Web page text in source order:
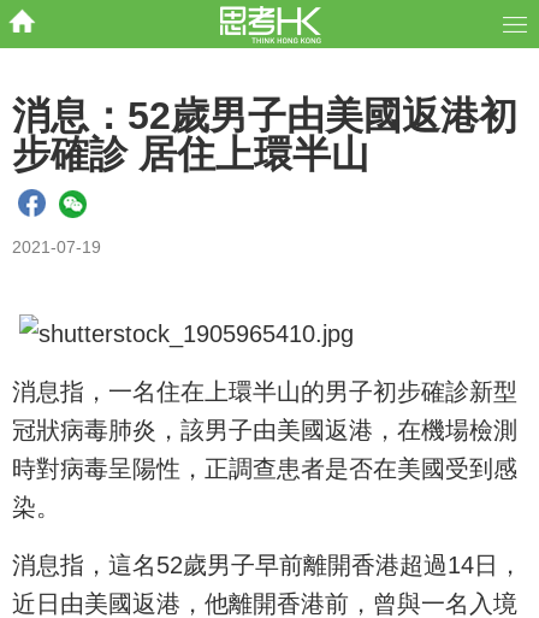
消息：52歲男子由美國返港初
步確診 居住上環半山
2021-07-19
消息指，一名住在上環半山的男子初步確診新型
冠狀病毒肺炎，該男子由美國返港，在機場檢測
時對病毒呈陽性，正調查患者是否在美國受到感
染。
消息指，這名52歲男子早前離開香港超過14日，
近日由美國返港，他離開香港前，曾與一名入境